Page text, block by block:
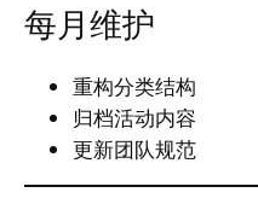
每月维护
重构分类结构
归档活动内容
更新团队规范